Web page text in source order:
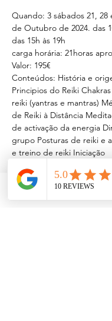
Quando: 3 sábados 21,
de Outubro de 2024. das
das 15h às 19h
carga horária: 21horas
Valor: 195€
Conteúdos: História e
Principios do Reiki
reiki (yantras e mantras)
de Reiki à Distância
de activação da energia
grupo Posturas de reiki e
e treino de reiki Iniciação
Informações e inscrições:
912589438 |